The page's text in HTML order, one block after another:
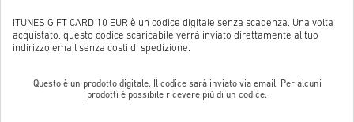
ITUNES GIFT CARD 10 EUR è un codice digitale senza scadenza. Una volta
acquistato, questo codice scaricabile verrà inviato direttamente al tuo
indirizzo email senza costi di spedizione.
Questo è un prodotto digitale. Il codice sarà inviato via email. Per alcuni
prodotti è possibile ricevere più di un codice.